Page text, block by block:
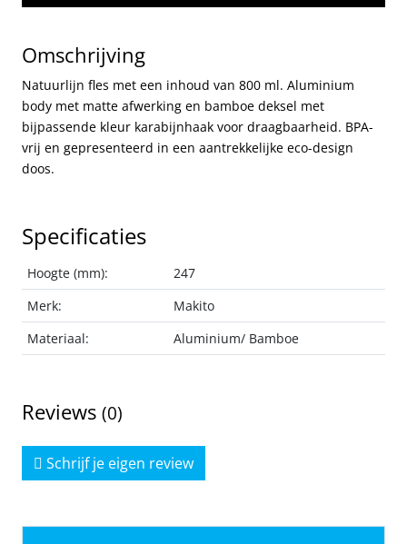
Omschrijving
Natuurlijn fles met een inhoud van 800 ml. Aluminium
body met matte afwerking en bamboe deksel met
bijpassende kleur karabijnhaak voor draagbaarheid. BPA-
vrij en gepresenteerd in een aantrekkelijke eco-design
doos.
Specificaties
Hoogte (mm):
247
Merk:
Makito
Materiaal:
Aluminium/ Bamboe
Reviews (0)
Schrijf je eigen review